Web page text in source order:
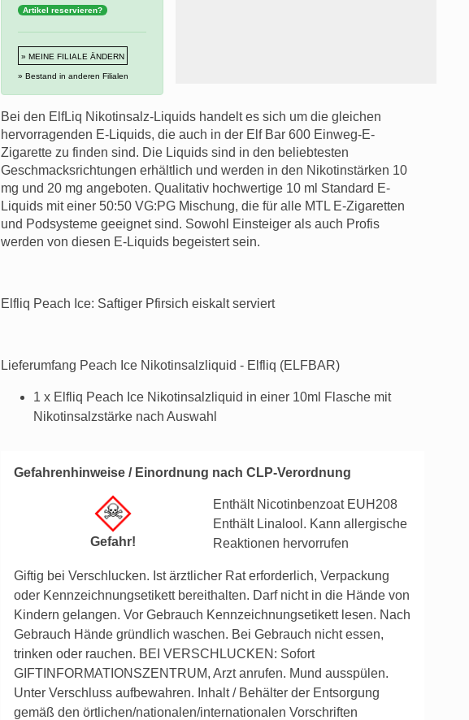
Artikel reservieren?
» MEINE FILIALE ÄNDERN
» Bestand in anderen Filialen
Bei den ElfLiq Nikotinsalz-Liquids handelt es sich um die gleichen
hervorragenden E-Liquids, die auch in der Elf Bar 600 Einweg-E-
Zigarette zu finden sind. Die Liquids sind in den beliebtesten
Geschmacksrichtungen erhältlich und werden in den Nikotinstärken 10
mg und 20 mg angeboten. Qualitativ hochwertige 10 ml Standard E-
Liquids mit einer 50:50 VG:PG Mischung, die für alle MTL E-Zigaretten
und Podsysteme geeignet sind. Sowohl Einsteiger als auch Profis
werden von diesen E-Liquids begeistert sein.
Elfliq Peach Ice: Saftiger Pfirsich eiskalt serviert
Lieferumfang Peach Ice Nikotinsalzliquid - Elfliq (ELFBAR)
1 x Elfliq Peach Ice Nikotinsalzliquid in einer 10ml Flasche mit
Nikotinsalzstärke nach Auswahl
Gefahrenhinweise / Einordnung nach CLP-Verordnung
Gefahr!
Enthält Nicotinbenzoat EUH208
Enthält Linalool. Kann allergische
Reaktionen hervorrufen
Giftig bei Verschlucken. Ist ärztlicher Rat erforderlich, Verpackung
oder Kennzeichnungsetikett bereithalten. Darf nicht in die Hände von
Kindern gelangen. Vor Gebrauch Kennzeichnungsetikett lesen. Nach
Gebrauch Hände gründlich waschen. Bei Gebrauch nicht essen,
trinken oder rauchen. BEI VERSCHLUCKEN: Sofort
GIFTINFORMATIONSZENTRUM, Arzt anrufen. Mund ausspülen.
Unter Verschluss aufbewahren. Inhalt / Behälter der Entsorgung
gemäß den örtlichen/nationalen/internationalen Vorschriften